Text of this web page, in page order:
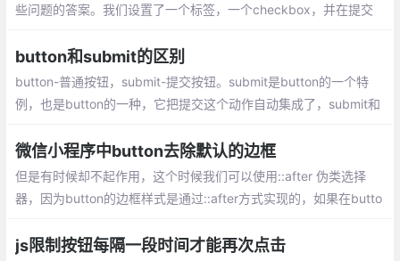
些问题的答案。我们设置了一个标签，一个checkbox，并在提交
heckbox。
button和submit的区别
button-普通按钮，submit-提交按钮。submit是button的一个特
例，也是button的一种，它把提交这个动作自动集成了，submit和
e属性和处发响应的事件上。
微信小程序中button去除默认的边框
但是有时候却不起作用，这个时候我们可以使用::after 伪类选择
器，因为button的边框样式是通过::after方式实现的，如果在butto
去覆盖默认值。
js限制按钮每隔一段时间才能再次点击